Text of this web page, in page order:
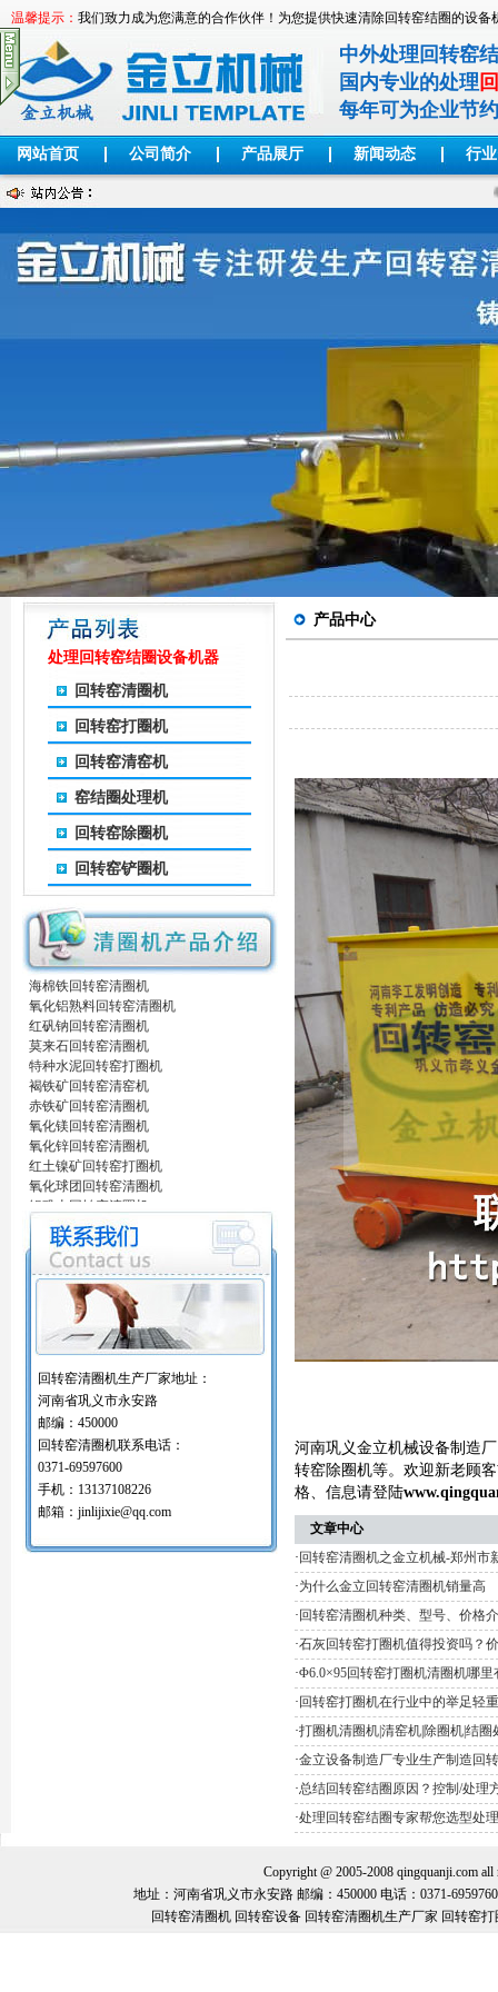
温馨提示： 我们致力成为您满意的合作伙伴！为您提供快速清除回转窑结圈的设备
中外处理回转窑
国内专业的处理
每年可为企业节约
网站首页 公司简介 产品展厅 新闻动态 行
处理回转窑结圈设备机器
回转窑清圈机
回转窑打圈机
回转窑清窑机
窑结圈处理机
回转窑除圈机
回转窑铲圈机
海棉铁回转窑清圈机
氧化铝熟料回转窑清圈机
红矾钠回转窑清圈机
莫来石回转窑清圈机
特种水泥回转窑打圈机
褐铁矿回转窑清窑机
赤铁矿回转窑清圈机
氧化镁回转窑清圈机
氧化锌回转窑清圈机
红土镍矿回转窑打圈机
氧化球团回转窑清圈机
铝矾土回转窑清圈机
铝酸钙粉窑清圈机
活性石灰回转窑清圈机
窑内一至二十八米窑结圈处理机
回转窑结圈处理专用设备/清圈机/打圈机…
石油支撑剂陶粒砂回转窑清圈机
海棉铁回转窑清圈机
氧化铝熟料回转窑清圈机
莫来石回转窑清圈机
特种水泥回转窑打圈机
褐铁矿回转窑清窑机
赤铁矿回转窑清圈机
氧化镁回转窑清圈机
氧化锌回转窑清圈机
红土镍矿回转窑打圈机
铝矾土回转窑清圈机
回转窑清圈机生产厂家地址：
河南省巩义市永安路
邮编：450000
回转窑清圈机联系电话：
0371-69597600
手机：13137108226
邮箱：jinlijixie@qq.com
产品中心
河南巩义金立机械设备制造
转窑除圈机等。欢迎新老顾
格、信息请登陆
文章中心
· 回转窑清圈机之金立机械-郑州市
·为什么金立回转窑清圈机销量高
· 回转窑清圈机种类、型号、价格
·石灰回转窑打圈机值得投资吗？
·Φ6.0×95回转窑打圈机清圈机哪里
· 回转窑打圈机在行业中的举足轻
·打圈机清圈机|清窑机|除圈机|结
·金立设备制造厂专业生产制造回
·总结回转窑结圈原因？控制/处理
·处理回转窑结圈专家帮您选型处
Copyright @ 2005-2008 qingquanji.com
地址：河南省巩义市永安路 邮编：450000 电话：0371-
回转窑清圈机 回转窑设备 回转窑清圈机生产厂家 回转窑